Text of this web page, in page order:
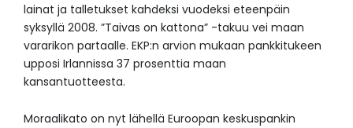
lainat ja talletukset kahdeksi vuodeksi eteenpäin
syksyllä 2008. ”Taivas on kattona” -takuu vei maan
vararikon partaalle. EKP:n arvion mukaan pankkitukeen
upposi Irlannissa 37 prosenttia maan
kansantuotteesta.
Moraalikato on nyt lähellä Euroopan keskuspankin